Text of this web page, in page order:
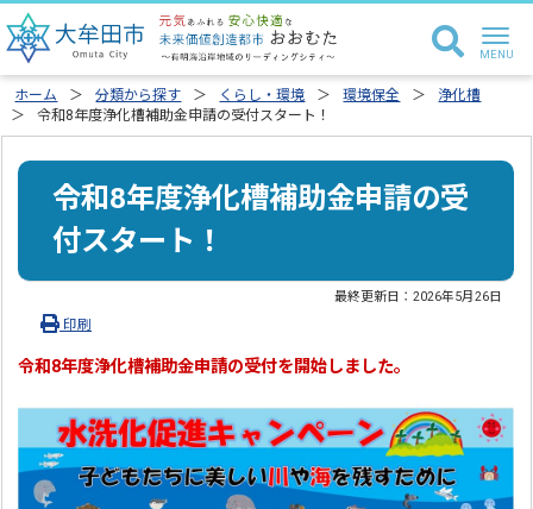
ホーム 分類から探す くらし・環境 環境保全
浄化槽
令和8年度浄化槽補助金申請の受付スタート！
令和8年度浄化槽補助金申請の受
付スタート！
最終更新日：2026年5月26日
印刷
令和8年度浄化槽補助金申請の受付を開始しました。